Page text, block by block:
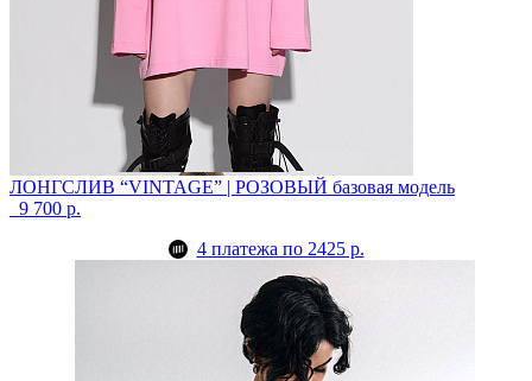
ЛОНГСЛИВ “VINTAGE” | РОЗОВЫЙ базовая модель
9 700 р.
4 платежа по 2425 р.